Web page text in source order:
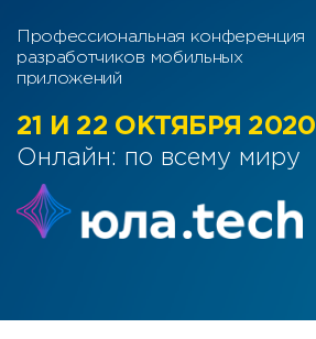
Профессиональная конференция
разработчиков мобильных
приложений
21 И 22 ОКТЯБРЯ 2020
Онлайн: по всему миру